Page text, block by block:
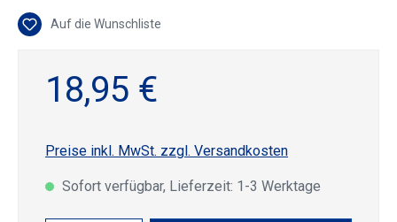
Auf die Wunschliste
18,95 €
Preise inkl. MwSt. zzgl. Versandkosten
Sofort verfügbar, Lieferzeit: 1-3 Werktage